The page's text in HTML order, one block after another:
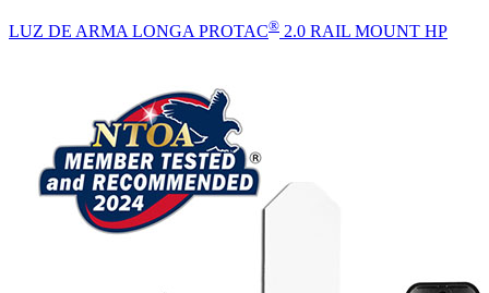
LUZ DE ARMA LONGA PROTAC® 2.0 RAIL MOUNT HP